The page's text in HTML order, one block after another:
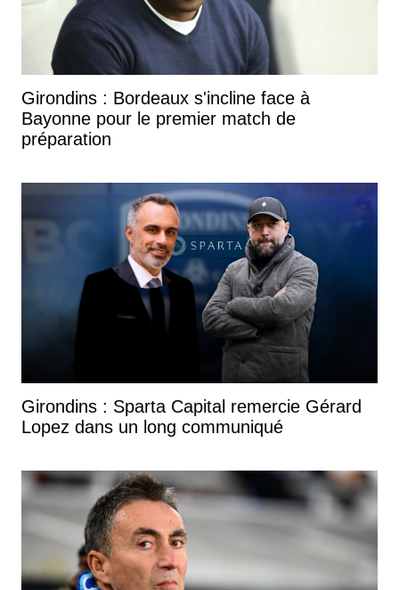
Girondins : Bordeaux s'incline face à
Bayonne pour le premier match de
préparation
Girondins : Sparta Capital remercie Gérard
Lopez dans un long communiqué